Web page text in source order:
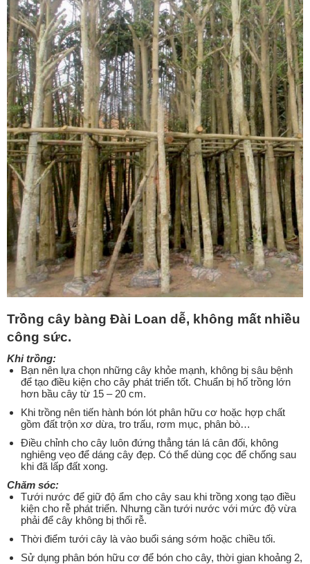
Trồng cây bàng Đài Loan dễ, không mất nhiều
công sức.
Khi trồng:
Bạn nên lựa chọn những cây khỏe mạnh, không bị sâu bệnh
để tạo điều kiện cho cây phát triển tốt. Chuẩn bị hố trồng lớn
hơn bầu cây từ 15 – 20 cm.
Khi trồng nên tiến hành bón lót phân hữu cơ hoặc hợp chất
gồm đất trộn xơ dừa, tro trấu, rơm mục, phân bò…
Điều chỉnh cho cây luôn đứng thẳng tán lá cân đối, không
nghiêng vẹo để dáng cây đẹp. Có thể dùng cọc để chống sau
khi đã lấp đất xong.
Chăm sóc:
Tưới nước để giữ độ ẩm cho cây sau khi trồng xong tạo điều
kiện cho rễ phát triển. Nhưng cần tưới nước với mức độ vừa
phải để cây không bị thối rễ.
Thời điểm tưới cây là vào buổi sáng sớm hoặc chiều tối.
Sử dụng phân bón hữu cơ để bón cho cây, thời gian khoảng 2,